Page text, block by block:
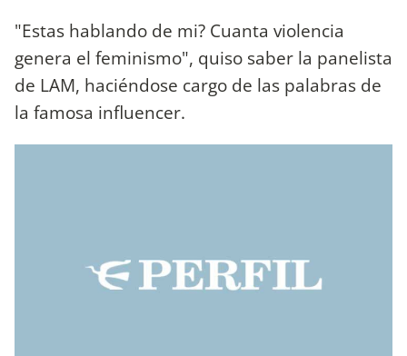
"Estas hablando de mi? Cuanta violencia
genera el feminismo", quiso saber la panelista
de LAM, haciéndose cargo de las palabras de
la famosa influencer.